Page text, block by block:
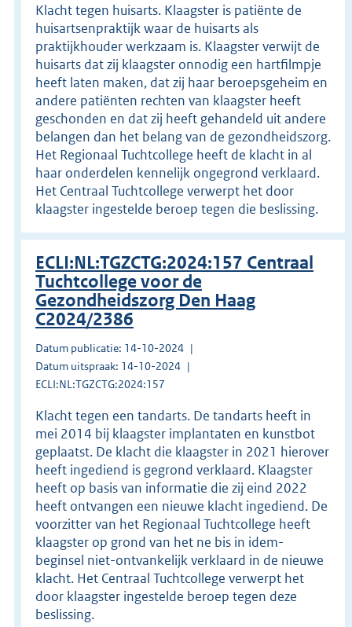
Klacht tegen huisarts. Klaagster is patiënte de
huisartsenpraktijk waar de huisarts als
praktijkhouder werkzaam is. Klaagster verwijt de
huisarts dat zij klaagster onnodig een hartfilmpje
heeft laten maken, dat zij haar beroepsgeheim en
andere patiënten rechten van klaagster heeft
geschonden en dat zij heeft gehandeld uit andere
belangen dan het belang van de gezondheidszorg.
Het Regionaal Tuchtcollege heeft de klacht in al
haar onderdelen kennelijk ongegrond verklaard.
Het Centraal Tuchtcollege verwerpt het door
klaagster ingestelde beroep tegen die beslissing.
ECLI:NL:TGZCTG:2024:157 Centraal
Tuchtcollege voor de
Gezondheidszorg Den Haag
C2024/2386
Datum publicatie: 14-10-2024
Datum uitspraak: 14-10-2024
ECLI:NL:TGZCTG:2024:157
Klacht tegen een tandarts. De tandarts heeft in
mei 2014 bij klaagster implantaten en kunstbot
geplaatst. De klacht die klaagster in 2021 hierover
heeft ingediend is gegrond verklaard. Klaagster
heeft op basis van informatie die zij eind 2022
heeft ontvangen een nieuwe klacht ingediend. De
voorzitter van het Regionaal Tuchtcollege heeft
klaagster op grond van het ne bis in idem-
beginsel niet-ontvankelijk verklaard in de nieuwe
klacht. Het Centraal Tuchtcollege verwerpt het
door klaagster ingestelde beroep tegen deze
beslissing.